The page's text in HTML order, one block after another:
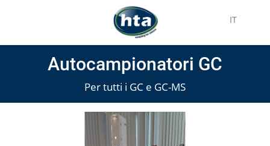
IT
Autocampionatori GC
Per tutti i GC e GC-MS